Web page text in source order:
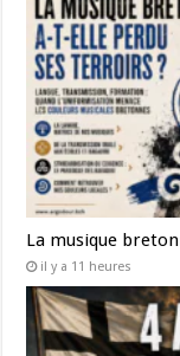
La musique
il y a 11 heures